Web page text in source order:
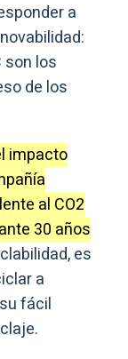
a
son los
de los
impacto
al CO2
30 años
es
a
fácil